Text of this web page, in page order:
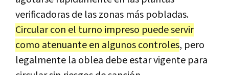
verificadoras de las zonas más pobladas.
Circular con el turno impreso puede servir
como atenuante en algunos controles, pero
legalmente la oblea debe estar vigente para